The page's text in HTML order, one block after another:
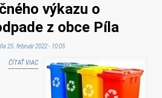
výkazu o
z obce Píla
25. február 2022 - 10:05
ČÍTAŤ VIACO ZVEREJNENIE ROČNÉHO VÝKAZU O
KOMUNÁLNOM ODPADE Z OBCE PÍLA